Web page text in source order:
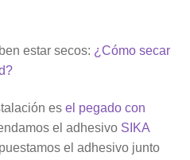
estar secos: ¿Cómo secar
es el pegado con
el adhesivo SIKA
el adhesivo junto